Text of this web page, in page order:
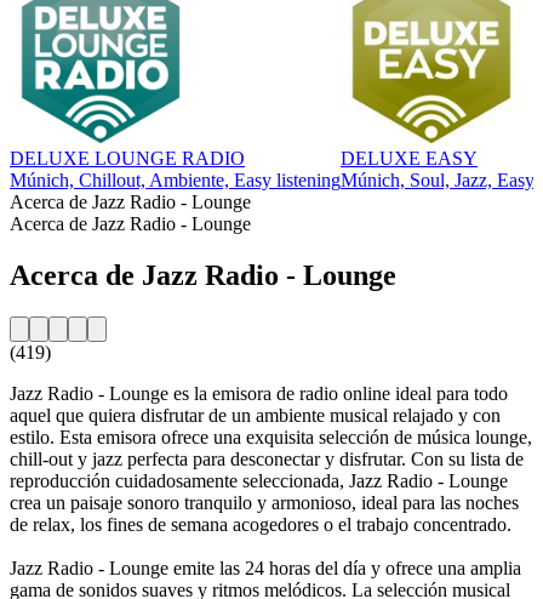
DELUXE LOUNGE RADIO
Múnich, Chillout, Ambiente, Easy listening
DELUXE EASY
Múnich, Soul, Jazz, Easy
Acerca de Jazz Radio - Lounge
Acerca de Jazz Radio - Lounge
Acerca de Jazz Radio - Lounge
(419)
Jazz Radio - Lounge es la emisora de radio online ideal para todo
aquel que quiera disfrutar de un ambiente musical relajado y con
estilo. Esta emisora ofrece una exquisita selección de música lounge,
chill-out y jazz perfecta para desconectar y disfrutar. Con su lista de
reproducción cuidadosamente seleccionada, Jazz Radio - Lounge
crea un paisaje sonoro tranquilo y armonioso, ideal para las noches
de relax, los fines de semana acogedores o el trabajo concentrado.
Jazz Radio - Lounge emite las 24 horas del día y ofrece una amplia
gama de sonidos suaves y ritmos melódicos. La selección musical